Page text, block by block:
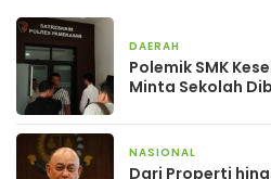
DAERAH
Polemik SMK
Minta Sekolah
NASIONAL
Dari Properti